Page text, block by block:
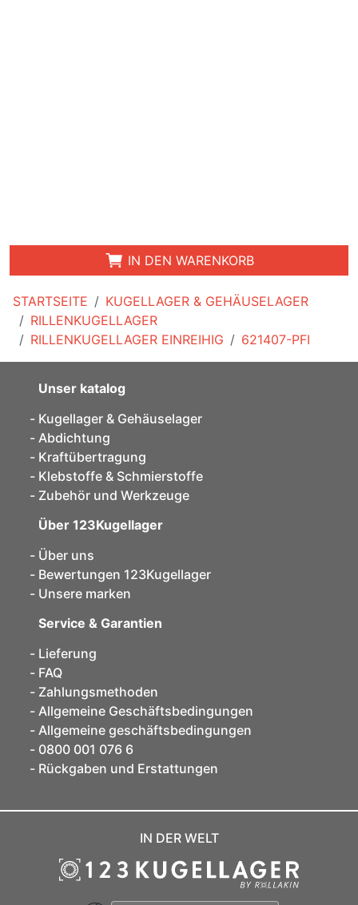
STARTSEITE
KUGELLAGER & GEHÄUSELAGER
RILLENKUGELLAGER
RILLENKUGELLAGER EINREIHIG
621407-PFI
IN DEN WARENKORB
Unser katalog
Kugellager & Gehäuselager
Abdichtung
Kraftübertragung
Klebstoffe & Schmierstoffe
Zubehör und Werkzeuge
Über 123Kugellager
Über uns
Bewertungen 123Kugellager
Unsere marken
Service & Garantien
Lieferung
FAQ
Zahlungsmethoden
Allgemeine Geschäftsbedingungen
Allgemeine geschäftsbedingungen
0800 001 076 6
Rückgaben und Erstattungen
IN DER WELT